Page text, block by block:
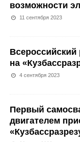
возможности
11 сентября 2023
на
4 сентября 2023
Первый
двигателем